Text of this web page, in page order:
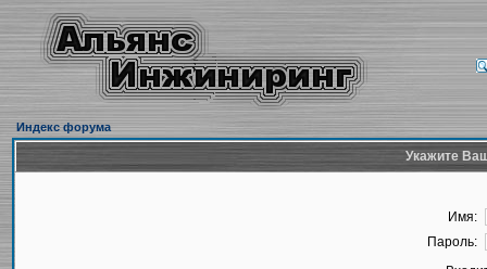
Индекс форума
Укажите
Имя:
Пароль: